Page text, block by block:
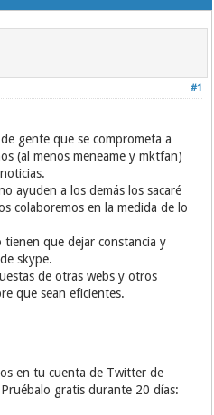
#1
gente que se comprometa a
(al menos meneame y mktfan)
ayuden a los demás los sacaré
colaboremos en la medida de lo
que dejar constancia y
skype.
de otras webs y otros
que sean eficientes.
en tu cuenta de Twitter de
gratis durante 20 días: